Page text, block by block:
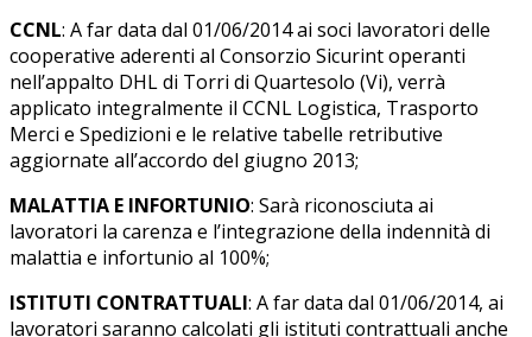
CCNL: A far data dal 01/06/2014 ai soci lavoratori delle
cooperative aderenti al Consorzio Sicurint operanti
nell’appalto DHL di Torri di Quartesolo (Vi), verrà
applicato integralmente il CCNL Logistica, Trasporto
Merci e Spedizioni e le relative tabelle retributive
aggiornate all’accordo del giugno 2013;
MALATTIA E INFORTUNIO: Sarà riconosciuta ai
lavoratori la carenza e l’integrazione della indennità di
malattia e infortunio al 100%;
ISTITUTI CONTRATTUALI: A far data dal 01/06/2014, ai
lavoratori saranno calcolati gli istituti contrattuali anche